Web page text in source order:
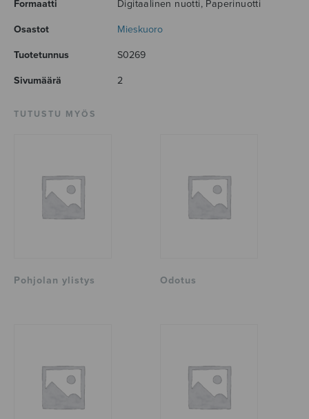
Formaatti Digitaalinen nuotti, Paperinuotti
Osastot Mieskuoro
Tuotetunnus S0269
Sivumäärä 2
TUTUSTU MYÖS
Pohjolan ylistys Odotus